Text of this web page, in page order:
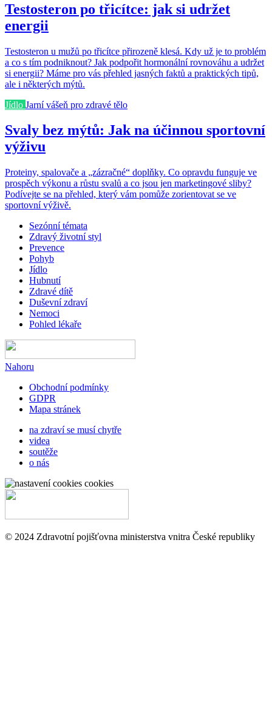
Testosteron po třicítce: jak si udržet
energii
Testosteron u mužů po třicítce přirozeně klesá. Kdy už je to problém
a co s tím podniknout? Jak podpořit hormonální rovnováhu a udržet
si energii? Máme pro vás přehled jasných faktů a praktických tipů,
ale i některých mýtů.
Jídlo Jarní vášeň pro zdravé tělo
Svaly bez mýtů: Jak na účinnou sportovní
výživu
Proteiny, spalovače a „zázračné“ doplňky. Co opravdu funguje ve
prospěch výkonu a růstu svalů a co jsou jen marketingové sliby?
Podívejte se na přehled, který vám pomůže zorientovat se ve
sportovní výživě.
Sezónní témata
Zdravý životní styl
Prevence
Pohyb
Jídlo
Hubnutí
Zdravé dítě
Duševní zdraví
Nemoci
Pohled lékaře
Nahoru
Obchodní podmínky
GDPR
Mapa stránek
na zdraví se musí chytře
videa
soutěže
o nás
cookies
© 2024 Zdravotní pojišťovna ministerstva vnitra České republiky